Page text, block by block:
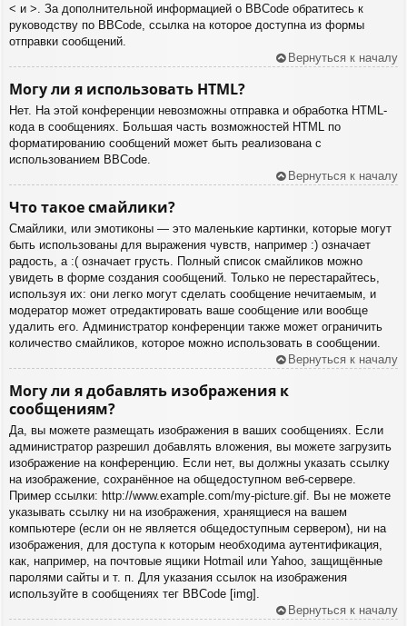
< и >. За дополнительной информацией о BBCode обратитесь к
руководству по BBCode, ссылка на которое доступна из формы
отправки сообщений.
Вернуться к началу
Могу ли я использовать HTML?
Нет. На этой конференции невозможны отправка и обработка HTML-
кода в сообщениях. Большая часть возможностей HTML по
форматированию сообщений может быть реализована с
использованием BBCode.
Вернуться к началу
Что такое смайлики?
Смайлики, или эмотиконы — это маленькие картинки, которые могут
быть использованы для выражения чувств, например :) означает
радость, а :( означает грусть. Полный список смайликов можно
увидеть в форме создания сообщений. Только не перестарайтесь,
используя их: они легко могут сделать сообщение нечитаемым, и
модератор может отредактировать ваше сообщение или вообще
удалить его. Администратор конференции также может ограничить
количество смайликов, которое можно использовать в сообщении.
Вернуться к началу
Могу ли я добавлять изображения к
сообщениям?
Да, вы можете размещать изображения в ваших сообщениях. Если
администратор разрешил добавлять вложения, вы можете загрузить
изображение на конференцию. Если нет, вы должны указать ссылку
на изображение, сохранённое на общедоступном веб-сервере.
Пример ссылки: http://www.example.com/my-picture.gif. Вы не можете
указывать ссылку ни на изображения, хранящиеся на вашем
компьютере (если он не является общедоступным сервером), ни на
изображения, для доступа к которым необходима аутентификация,
как, например, на почтовые ящики Hotmail или Yahoo, защищённые
паролями сайты и т. п. Для указания ссылок на изображения
используйте в сообщениях тег BBCode [img].
Вернуться к началу